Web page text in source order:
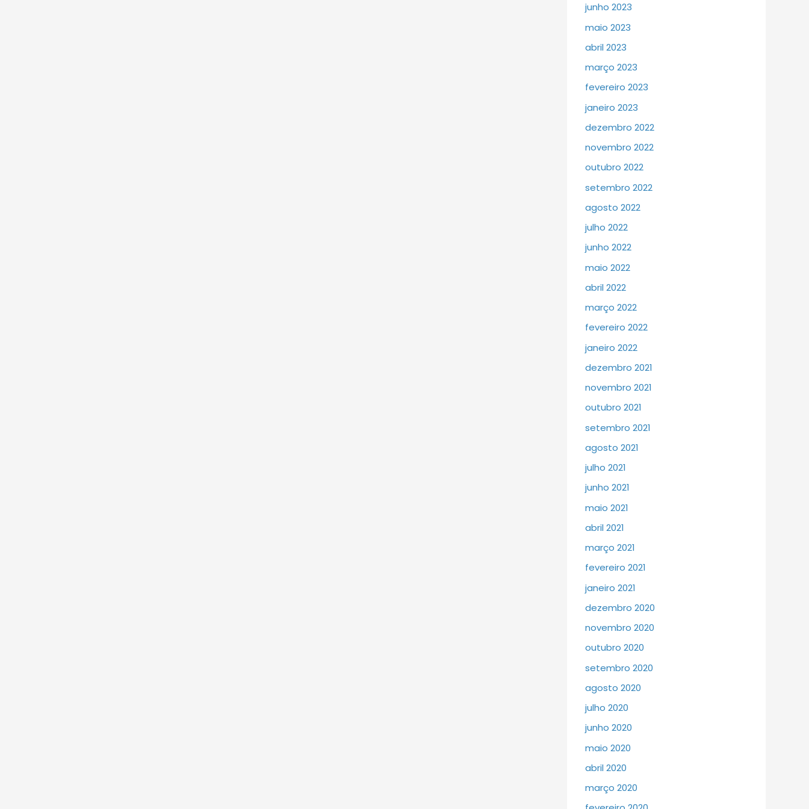
junho 2023
maio 2023
abril 2023
março 2023
fevereiro 2023
janeiro 2023
dezembro 2022
novembro 2022
outubro 2022
setembro 2022
agosto 2022
julho 2022
junho 2022
maio 2022
abril 2022
março 2022
fevereiro 2022
janeiro 2022
dezembro 2021
novembro 2021
outubro 2021
setembro 2021
agosto 2021
julho 2021
junho 2021
maio 2021
abril 2021
março 2021
fevereiro 2021
janeiro 2021
dezembro 2020
novembro 2020
outubro 2020
setembro 2020
agosto 2020
julho 2020
junho 2020
maio 2020
abril 2020
março 2020